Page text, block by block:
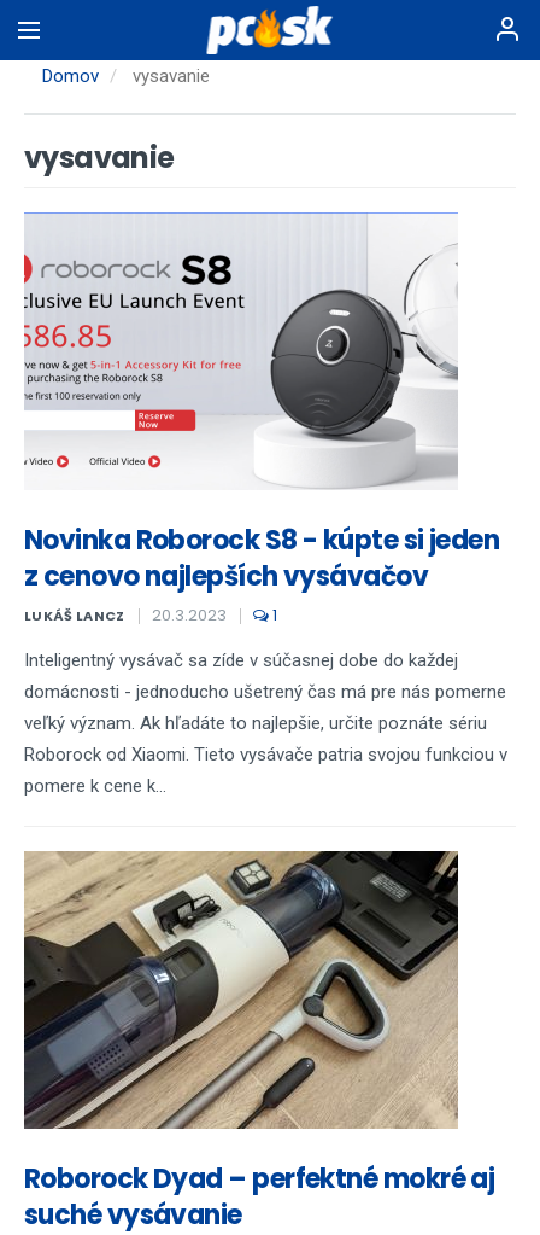
na
hlavnýDomov vysavanie
vysavanie
Novinka Roborock S8 - kúpte si jeden
z cenovo najlepších vysávačov
LUKÁŠ LANCZ 20.3.2023 1
Inteligentný vysávač sa zíde v súčasnej dobe do každej
domácnosti - jednoducho ušetrený čas má pre nás pomerne
veľký význam. Ak hľadáte to najlepšie, určite poznáte sériu
Roborock od Xiaomi. Tieto vysávače patria svojou funkciou v
pomere k cene k...
Roborock Dyad – perfektné mokré aj
suché vysávanie